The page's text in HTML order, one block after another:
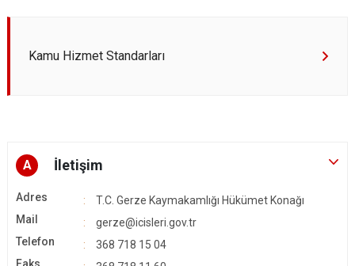
Kamu Hizmet Standarları
A İletişim
Adres
T.C. Gerze Kaymakamlığı Hükümet Konağı
Mail
gerze@icisleri.gov.tr
Telefon
368 718 15 04